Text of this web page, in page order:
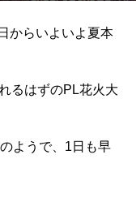
からいよいよ夏本
るはずのPL花火大
ようで、1日も早